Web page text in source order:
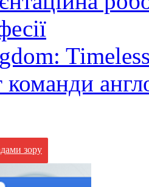
команди
зору